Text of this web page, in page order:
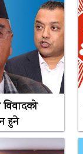
हुने